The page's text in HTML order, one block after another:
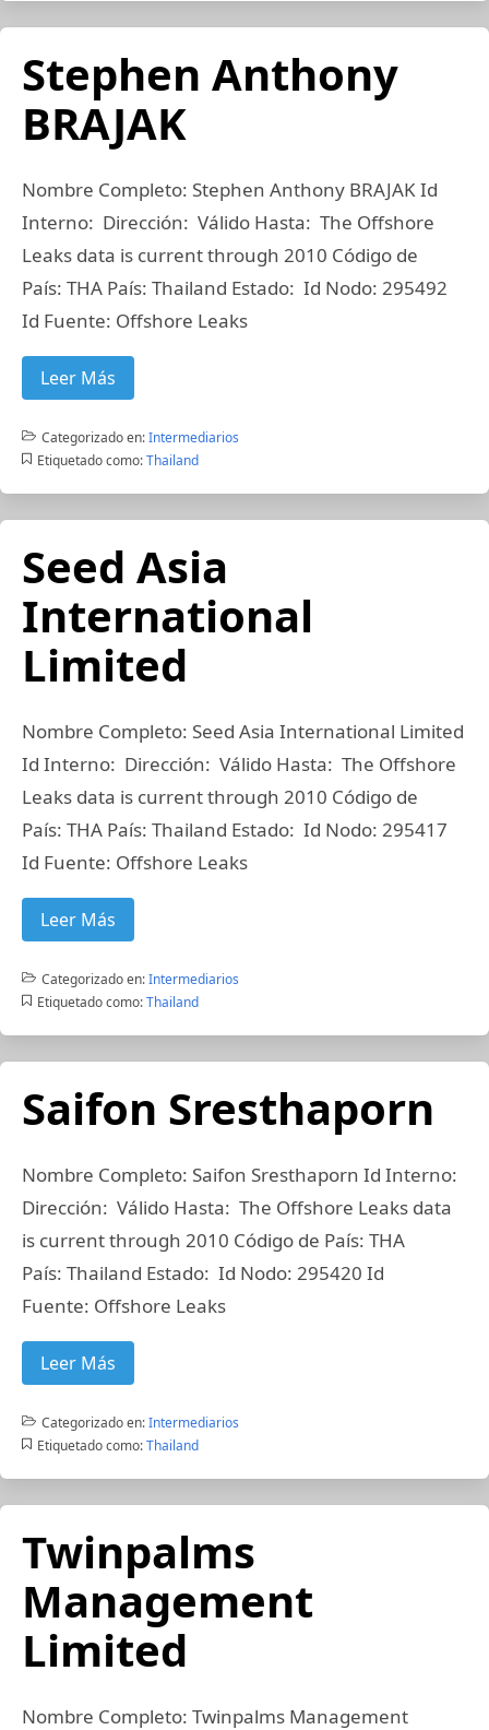
Stephen Anthony
BRAJAK
Nombre Completo: Stephen Anthony BRAJAK Id
Interno: Dirección: Válido Hasta: The Offshore
Leaks data is current through 2010 Código de
País: THA País: Thailand Estado: Id Nodo: 295492
Id Fuente: Offshore Leaks
Leer Más
Categorizado en:Intermediarios
Etiquetado como: Thailand
Seed Asia
International
Limited
Nombre Completo: Seed Asia International Limited
Id Interno: Dirección: Válido Hasta: The Offshore
Leaks data is current through 2010 Código de
País: THA País: Thailand Estado: Id Nodo: 295417
Id Fuente: Offshore Leaks
Leer Más
Categorizado en:Intermediarios
Etiquetado como: Thailand
Saifon Sresthaporn
Nombre Completo: Saifon Sresthaporn Id Interno:
Dirección: Válido Hasta: The Offshore Leaks data
is current through 2010 Código de País: THA
País: Thailand Estado: Id Nodo: 295420 Id
Fuente: Offshore Leaks
Leer Más
Categorizado en:Intermediarios
Etiquetado como: Thailand
Twinpalms
Management
Limited
Nombre Completo: Twinpalms Management